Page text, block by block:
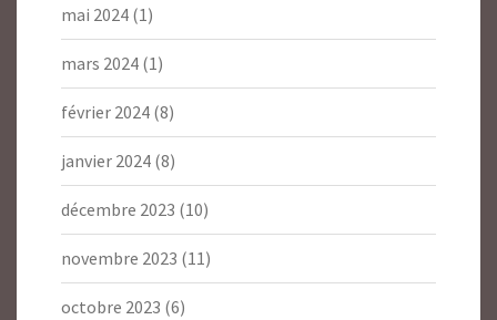
mai 2024 (1)
mars 2024 (1)
février 2024 (8)
janvier 2024 (8)
décembre 2023 (10)
novembre 2023 (11)
octobre 2023 (6)